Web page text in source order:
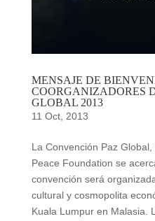
MENSAJE DE
COORGANIZADORES
GLOBAL 2013
11 Oct, 2013
La Convención Paz
Peace Foundation se
convención será
cultural y cosmopolita
Kuala Lumpur en Malasia.